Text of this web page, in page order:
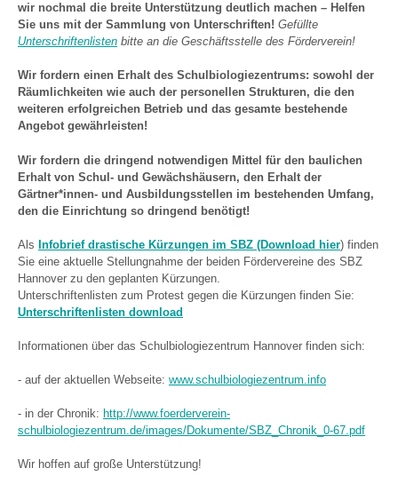
wir nochmal die breite Unterstützung deutlich machen – Helfen
Sie uns mit der Sammlung von Unterschriften! Gefüllte
Unterschriftenlisten bitte an die Geschäftsstelle des Förderverein!
Wir fordern einen Erhalt des Schulbiologiezentrums: sowohl der
Räumlichkeiten wie auch der personellen Strukturen, die den
weiteren erfolgreichen Betrieb und das gesamte bestehende
Angebot gewährleisten!
Wir fordern die dringend notwendigen Mittel für den baulichen
Erhalt von Schul- und Gewächshäusern, den Erhalt der
Gärtner*innen- und Ausbildungsstellen im bestehenden Umfang,
den die Einrichtung so dringend benötigt!
Als Infobrief drastische Kürzungen im SBZ (Download hier) finden
Sie eine aktuelle Stellungnahme der beiden Fördervereine des SBZ
Hannover zu den geplanten Kürzungen.
Unterschriftenlisten zum Protest gegen die Kürzungen finden Sie:
Unterschriftenlisten download
Informationen über das Schulbiologiezentrum Hannover finden sich:
- auf der aktuellen Webseite: www.schulbiologiezentrum.info
- in der Chronik: http://www.foerderverein-
schulbiologiezentrum.de/images/Dokumente/SBZ_Chronik_0-67.pdf
Wir hoffen auf große Unterstützung!